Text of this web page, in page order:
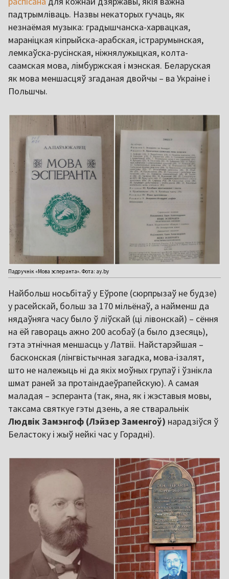
падтрымліваць. Назвы некаторых гучаць, як
незнаёмая музыка: градышчанска-харвацкая,
мараніцкая кіпрыйска-арабская, істрарумынская,
лемкаўска-русінская, ніжнялужыцкая, колта-
саамская мова, лімбуржская і мэнская. Беларуская
як мова меншасцяў згаданая двойчы – ва Украіне і
Польшчы.
Падручнік «‎Мова эсперанта». Фота: ay.by
Найбольш носьбітаў у Еўропе (сюрпрызаў не будзе)
у расейскай, больш за 170 мільёнаў, а найменш да
нядаўняга часу было ў ліўскай (ці лівонскай) – сёння
на ёй гавораць ажно 200 асобаў (а было дзесяць),
гэта этнічная меншасць у Латвіі. Найстарэйшая –
басконская (лінгвістычная загадка, мова-ізалят,
што не належыць ні да якіх моўных групаў і ўзнікла
шмат раней за протаіндаеўрапейскую). А самая
маладая – эсперанта (так, яна, як і жэставыя мовы,
таксама святкуе гэты дзень, а яе стваральнік
Людвік Замэнгоф (Лэйзер Заменгоў) нарадзіўся ў
Беластоку і жыў нейкі час у Горадні).